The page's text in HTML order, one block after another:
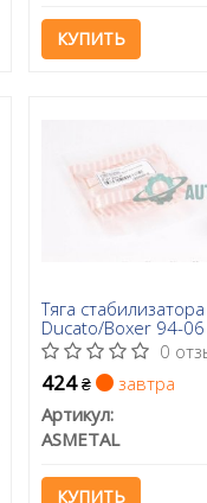
КУПИТЬ
Тяга
Ducato/Boxer 94-06
0
424₴
завтра
Артикул:
ASMETAL
КУПИТЬ